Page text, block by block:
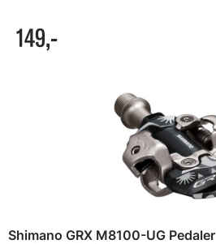
149,-
Shimano GRX M8100-UG Pedaler